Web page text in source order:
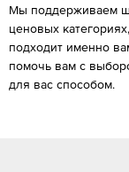
Мы поддерживаем
ценовых
подходит именно
помочь вам с
для вас способом.